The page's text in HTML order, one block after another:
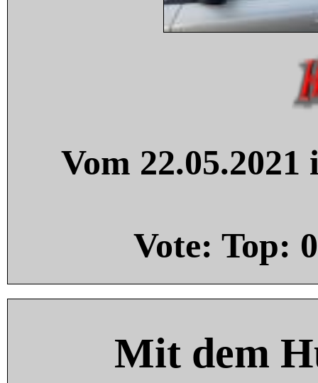
Vom
Vote: Top: 0
Mit dem